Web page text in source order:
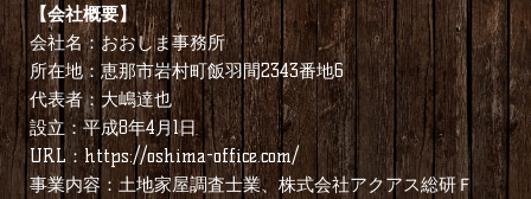
【会社概要】
会社名：おおしま事務所
所在地：恵那市岩村町飯羽間2343番地6
代表者：大嶋達也
設立：平成8年4月1日
URL：https://oshima-office.com/
事業内容：土地家屋調査士業、株式会社アクアス総研Ｆ